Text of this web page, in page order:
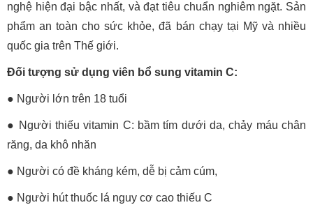
nghệ hiện đại bậc nhất, và đạt tiêu chuẩn nghiêm ngặt. Sản
phẩm an toàn cho sức khỏe, đã bán chạy tại Mỹ và nhiều
quốc gia trên Thế giới.
Đối tượng sử dụng viên bổ sung vitamin C:
● Người lớn trên 18 tuổi
● Người thiếu vitamin C: bầm tím dưới da, chảy máu chân
răng, da khô nhăn
● Người có đề kháng kém, dễ bị cảm cúm,
● Người hút thuốc lá nguy cơ cao thiếu C